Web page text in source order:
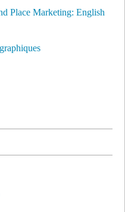
Place Marketing: English